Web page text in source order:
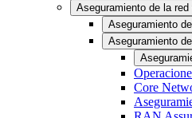
Aseguramiento de la
Aseguramiento
Aseguramiento
Core